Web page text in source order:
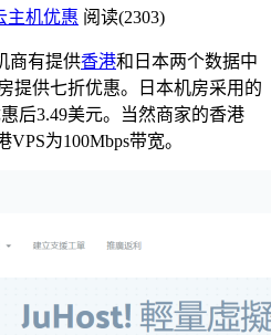
主机优惠 阅读(2303)
商有提供香港和日本两个数据中
提供七折优惠。日本机房采用的
后3.49美元。当然商家的香港
为100Mbps带宽。